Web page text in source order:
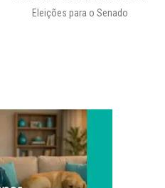
Eleições para o Senado